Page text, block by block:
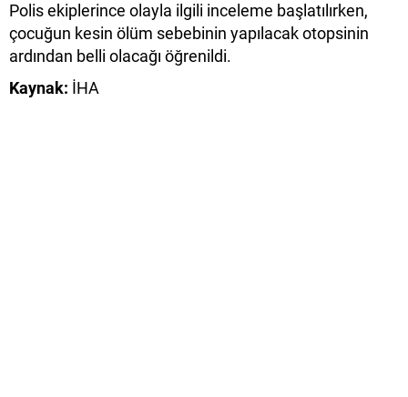
Polis ekiplerince olayla ilgili inceleme başlatılırken,
çocuğun kesin ölüm sebebinin yapılacak otopsinin
ardından belli olacağı öğrenildi.
Kaynak: İHA